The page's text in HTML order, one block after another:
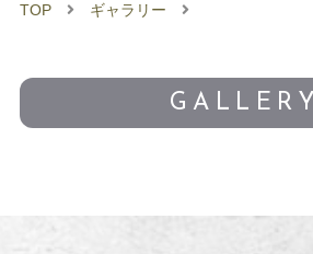
TOP ギャラリー
GALLERY